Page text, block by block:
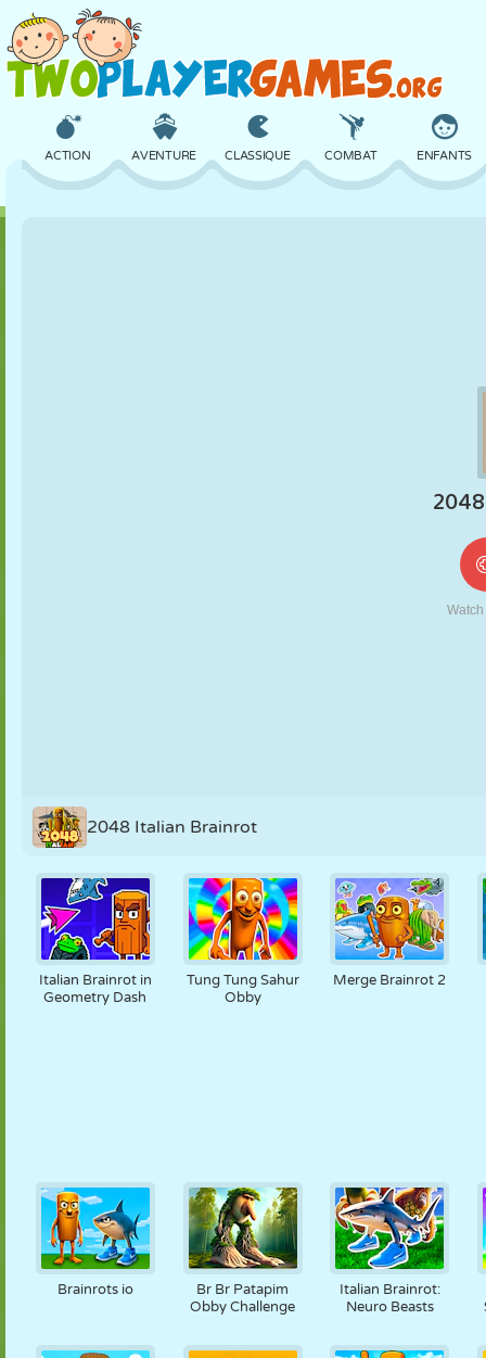
ACTION AVENTURE CLASSIQUE COMBAT ENFANTS
ROBOT
2048 Italian Brainrot
Italian Brainrot in
Geometry Dash
Tung Tung Sahur
Obby
Merge Brainrot 2
Brainrots io
Br Br Patapim
Obby Challenge
Italian Brainrot:
Neuro Beasts